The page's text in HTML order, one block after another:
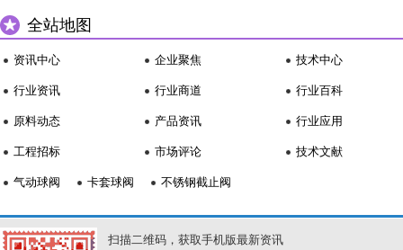
全站地图
资讯中心
行业资讯
原料动态
工程招标
企业聚焦
行业商道
产品资讯
市场评论
技术中心
行业百科
行业应用
技术文献
气动球阀 卡套球阀 不锈钢截止阀
扫描二维码，获取手机版最新资讯